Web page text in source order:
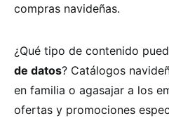
compras navideñas.
¿Qué tipo de contenido
de datos? Catálogos
en familia o agasajar a los
ofertas y promociones